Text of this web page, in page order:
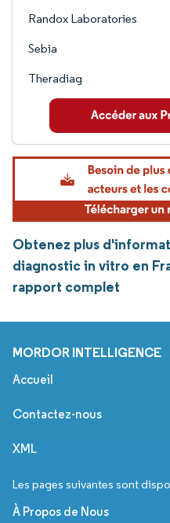
Randox Laboratories
Sebia
Theradiag
Obtenez plus
diagnostic in vitro en
rapport complet
MORDOR INTELLIGENCE
Accueil
Contactez-nous
XML
Les pages suivantes sont
À Propos de Nous